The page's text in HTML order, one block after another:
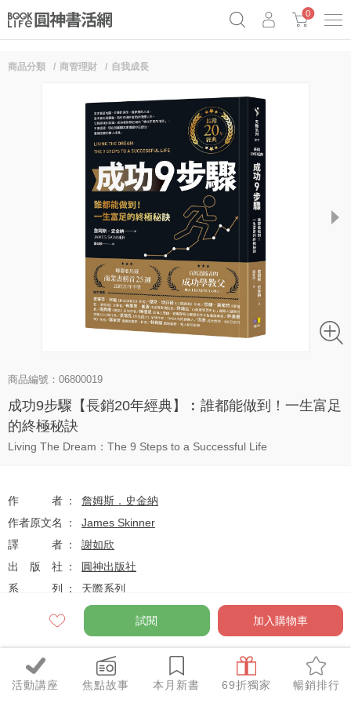
Netflix話題章魚小說！
0
活動講座 焦點故事 本月新書 69折獨家 暢銷排行
商品分類 商管理財 自我成長
next
商品編號：06800019
成功9步驟【長銷20年經典】︰誰都能做到！一生富足
的終極秘訣
Living The Dream：The 9 Steps to a Successful Life
作者
詹姆斯．史金納
作者原文名
James Skinner
譯者
謝如欣
出版社
圓神出版社
系列
天際系列
2024-07-01
定價 $480
試閱 加入購物車